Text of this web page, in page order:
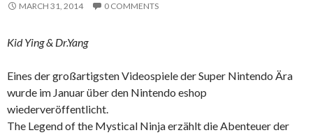
MARCH 31, 2014 0 COMMENTS
Kid Ying & Dr.Yang
Eines der großartigsten Videospiele der Super Nintendo Ära
wurde im Januar über den Nintendo eshop
wiederveröffentlicht.
The Legend of the Mystical Ninja erzählt die Abenteuer der